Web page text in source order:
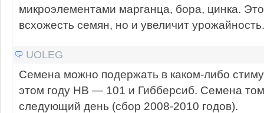
микроэлементами марганца, бора, цинка.
всхожесть семян, но и увеличит урожайность.
UOLEG
Семена можно подержать в каком-либо
этом году НВ — 101 и Гибберсиб. Семена
следующий день (сбор 2008-2010 годов).